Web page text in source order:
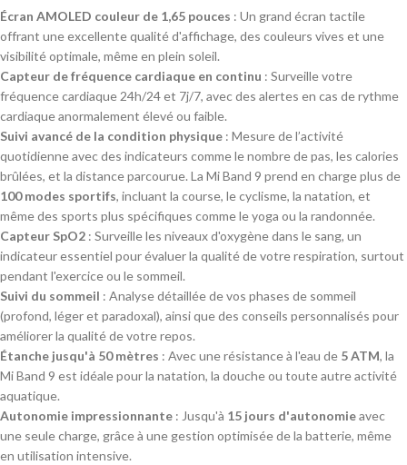
Écran AMOLED couleur de 1,65 pouces : Un grand écran tactile
offrant une excellente qualité d'affichage, des couleurs vives et une
visibilité optimale, même en plein soleil.
Capteur de fréquence cardiaque en continu : Surveille votre
fréquence cardiaque 24h/24 et 7j/7, avec des alertes en cas de rythme
cardiaque anormalement élevé ou faible.
Suivi avancé de la condition physique : Mesure de l’activité
quotidienne avec des indicateurs comme le nombre de pas, les calories
brûlées, et la distance parcourue. La Mi Band 9 prend en charge plus de
100 modes sportifs, incluant la course, le cyclisme, la natation, et
même des sports plus spécifiques comme le yoga ou la randonnée.
Capteur SpO2 : Surveille les niveaux d'oxygène dans le sang, un
indicateur essentiel pour évaluer la qualité de votre respiration, surtout
pendant l'exercice ou le sommeil.
Suivi du sommeil : Analyse détaillée de vos phases de sommeil
(profond, léger et paradoxal), ainsi que des conseils personnalisés pour
améliorer la qualité de votre repos.
Étanche jusqu'à 50 mètres : Avec une résistance à l'eau de 5 ATM, la
Mi Band 9 est idéale pour la natation, la douche ou toute autre activité
aquatique.
Autonomie impressionnante : Jusqu'à 15 jours d'autonomieavec
une seule charge, grâce à une gestion optimisée de la batterie, même
en utilisation intensive.